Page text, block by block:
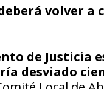
volver a
de Justicia
desviado